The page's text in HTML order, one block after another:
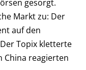
gesorgt.
Markt zu: Der
auf den
Topix kletterte
China reagierten